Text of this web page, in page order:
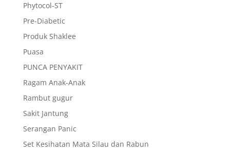
Phytocol-ST
Pre-Diabetic
Produk Shaklee
Puasa
PUNCA PENYAKIT
Ragam Anak-Anak
Rambut gugur
Sakit Jantung
Serangan Panic
Set Kesihatan Mata Silau dan Rabun